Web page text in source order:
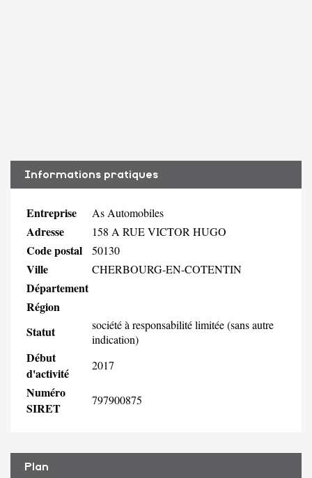
Informations pratiques
Entreprise As Automobiles
Adresse 158 A RUE VICTOR HUGO
Code postal 50130
Ville CHERBOURG-EN-COTENTIN
Département
Région
Statut
société à responsabilité limitée (sans autre
indication)
Début
d'activité
2017
Numéro
SIRET
797900875
Plan